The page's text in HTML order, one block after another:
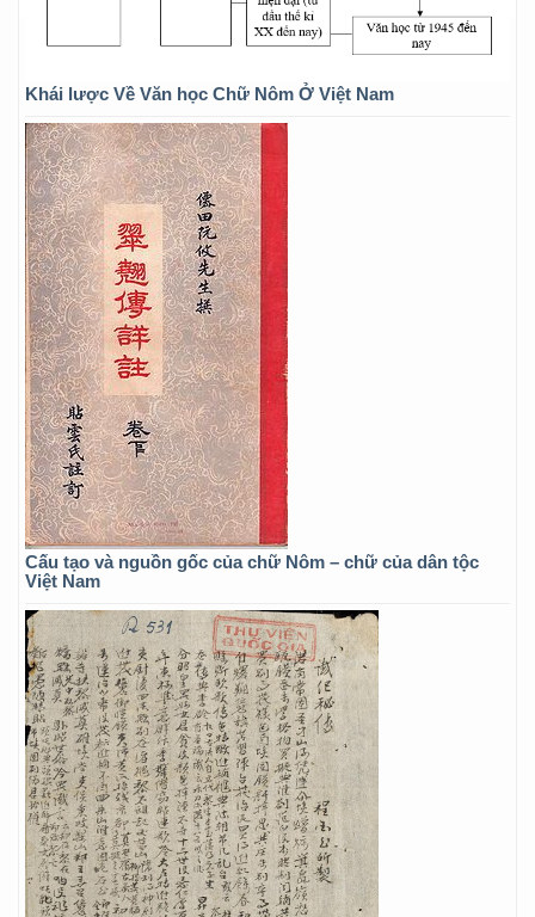
Khái lược Về Văn học Chữ Nôm Ở Việt Nam
Cấu tạo và nguồn gốc của chữ Nôm – chữ của dân tộc
Việt Nam